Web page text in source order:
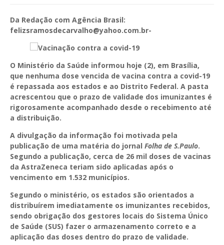
Da Redação com Agência Brasil:
felizsramosdecarvalho@yahoo.com.br-
O Ministério da Saúde informou hoje (2), em Brasília,
que nenhuma dose vencida de vacina contra a covid-19
é repassada aos estados e ao Distrito Federal. A pasta
acrescentou que o prazo de validade dos imunizantes é
rigorosamente acompanhado desde o recebimento até
a distribuição.
A divulgação da informação foi motivada pela
publicação de uma matéria do jornal Folha de S.Paulo.
Segundo a publicação, cerca de 26 mil doses de vacinas
da AstraZeneca teriam sido aplicadas após o
vencimento em 1.532 municípios.
Segundo o ministério, os estados são orientados a
distribuírem imediatamente os imunizantes recebidos,
sendo obrigação dos gestores locais do Sistema Único
de Saúde (SUS) fazer o armazenamento correto e a
aplicação das doses dentro do prazo de validade.